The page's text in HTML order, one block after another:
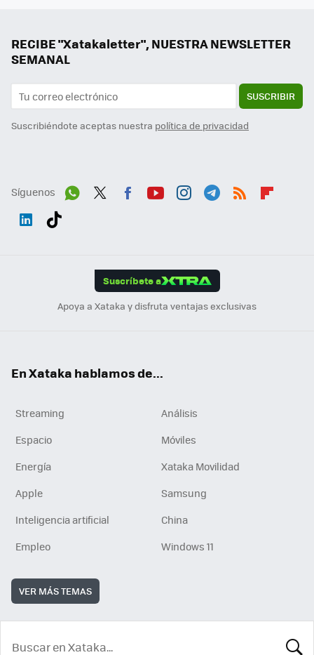
RECIBE "Xatakaletter", NUESTRA NEWSLETTER
SEMANAL
SUSCRIBIR
Suscribiéndote aceptas nuestra política de privacidad
Síguenos
Suscríbete a
Apoya a Xataka y disfruta ventajas exclusivas
En Xataka hablamos de...
Streaming
Análisis
Espacio
Móviles
Energía
Xataka Movilidad
Apple
Samsung
Inteligencia artificial
China
Empleo
Windows 11
VER MÁS TEMAS